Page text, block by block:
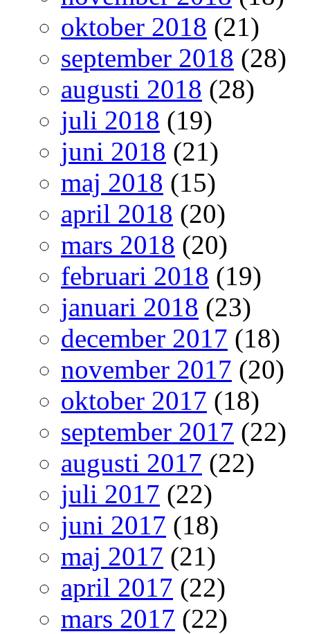
oktober 2018 (21)
september 2018 (28)
augusti 2018 (28)
juli 2018 (19)
juni 2018 (21)
maj 2018 (15)
april 2018 (20)
mars 2018 (20)
februari 2018 (19)
januari 2018 (23)
december 2017 (18)
november 2017 (20)
oktober 2017 (18)
september 2017 (22)
augusti 2017 (22)
juli 2017 (22)
juni 2017 (18)
maj 2017 (21)
april 2017 (22)
mars 2017 (22)